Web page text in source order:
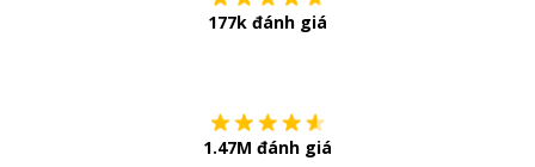
177k đánh giá
1.47M đánh giá